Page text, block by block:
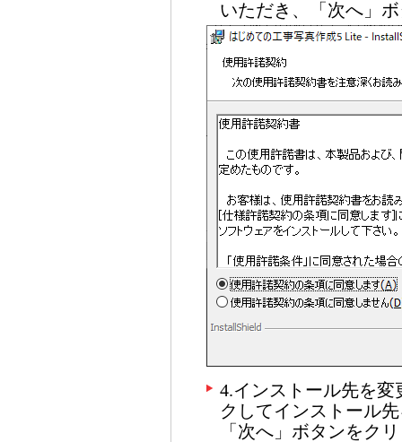
いただき、「次へ」
4.インストール先を
クしてインストール
「次へ」ボタンをク